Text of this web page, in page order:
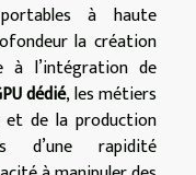
à haute
la création
à l’intégration de
dédié, les métiers
et de la production
d’une rapidité